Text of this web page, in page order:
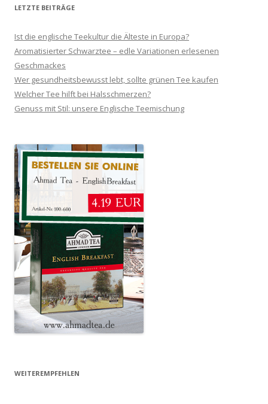
LETZTE BEITRÄGE
Ist die englische Teekultur die Älteste in Europa?
Aromatisierter Schwarztee – edle Variationen erlesenen
Geschmackes
Wer gesundheitsbewusst lebt, sollte grünen Tee kaufen
Welcher Tee hilft bei Halsschmerzen?
Genuss mit Stil: unsere Englische Teemischung
WEITEREMPFEHLEN